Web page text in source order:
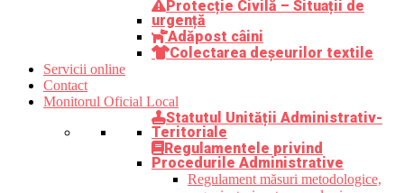
Protecție Civilă – Situații de
urgență
Adăpost câini
Colectarea deșeurilor textile
Servicii online
Contact
Monitorul Oficial Local
Statutul Unității Administrativ-
Teritoriale
Regulamentele privind
Procedurile Administrative
Regulament măsuri metodologice,